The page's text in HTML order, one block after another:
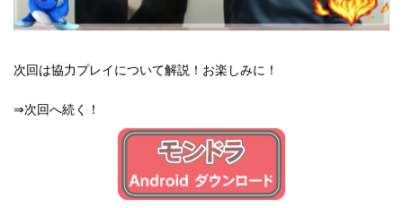
次回は協力プレイについて解説！お楽しみに！
⇒次回へ続く！